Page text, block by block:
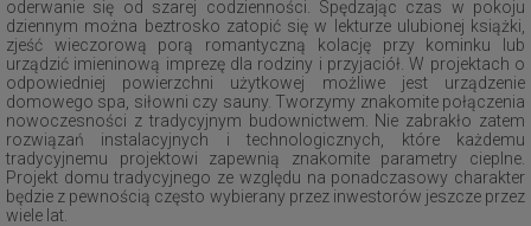
oderwanie się od szarej codzienności. Spędzając czas w pokoju
dziennym można beztrosko zatopić się w lekturze ulubionej książki,
zjeść wieczorową porą romantyczną kolację przy kominku lub
urządzić imieninową imprezę dla rodziny i przyjaciół. W projektach o
odpowiedniej powierzchni użytkowej możliwe jest urządzenie
domowego spa, siłowni czy sauny. Tworzymy znakomite połączenia
nowoczesności z tradycyjnym budownictwem. Nie zabrakło zatem
rozwiązań instalacyjnych i technologicznych, które każdemu
tradycyjnemu projektowi zapewnią znakomite parametry cieplne.
Projekt domu tradycyjnego ze względu na ponadczasowy charakter
będzie z pewnością często wybierany przez inwestorów jeszcze przez
wiele lat.